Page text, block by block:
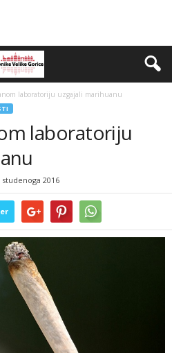
laboratoriju uzgajali marihuanu
laboratoriju
studenoga 2016